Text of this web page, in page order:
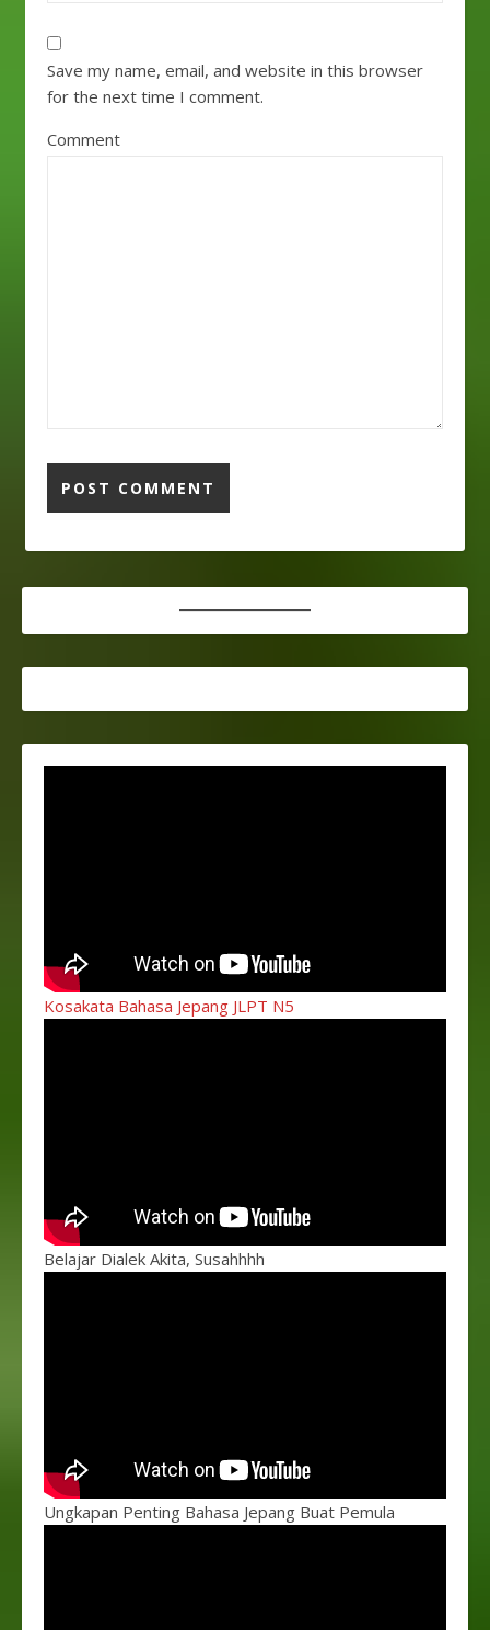
Save my name, email, and website in this browser
for the next time I comment.
Comment
Kosakata Bahasa Jepang JLPT N5
Belajar Dialek Akita, Susahhhh
Ungkapan Penting Bahasa Jepang Buat Pemula